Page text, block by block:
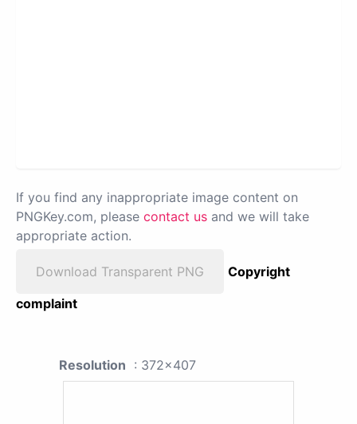
If you find any inappropriate image content on
PNGKey.com, please contact us and we will take
appropriate action.
Download Transparent PNG
Copyright
complaint
Resolution : 372x407